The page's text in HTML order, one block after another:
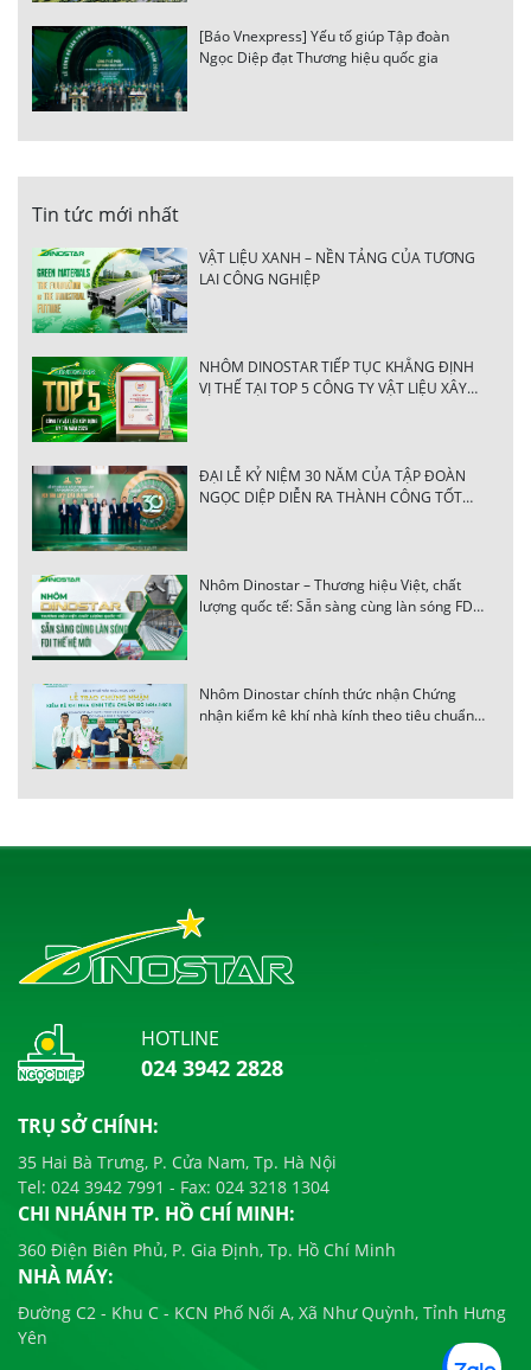
[Báo Vnexpress] Yếu tố giúp Tập đoàn
Ngọc Diệp đạt Thương hiệu quốc gia
Tin tức mới nhất
VẬT LIỆU XANH – NỀN TẢNG CỦA TƯƠNG
LAI CÔNG NGHIỆP
NHÔM DINOSTAR TIẾP TỤC KHẲNG ĐỊNH
VỊ THẾ TẠI TOP 5 CÔNG TY VẬT LIỆU XÂY
ĐẠI LỄ KỶ NIỆM 30 NĂM CỦA TẬP ĐOÀN
NGỌC DIỆP DIỄN RA THÀNH CÔNG TỐT
Nhôm Dinostar – Thương hiệu Việt, chất
lượng quốc tế: Sẵn sàng cùng làn sóng FDI
Nhôm Dinostar chính thức nhận Chứng
nhận kiểm kê khí nhà kính theo tiêu chuẩn
HOTLINE
024 3942 2828
TRỤ SỞ CHÍNH:
35 Hai Bà Trưng, P. Cửa Nam, Tp. Hà Nội
Tel: 024 3942 7991 - Fax: 024 3218 1304
CHI NHÁNH TP. HỒ CHÍ MINH:
360 Điện Biên Phủ, P. Gia Định, Tp. Hồ Chí Minh
NHÀ MÁY:
Đường C2 - Khu C - KCN Phố Nối A, Xã Như Quỳnh, Tỉnh Hưng
Yên